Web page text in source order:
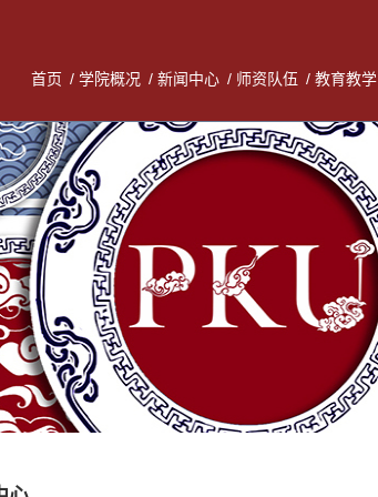
首页 / 学院概况 / 新闻中心 / 师资队伍 / 教育教学